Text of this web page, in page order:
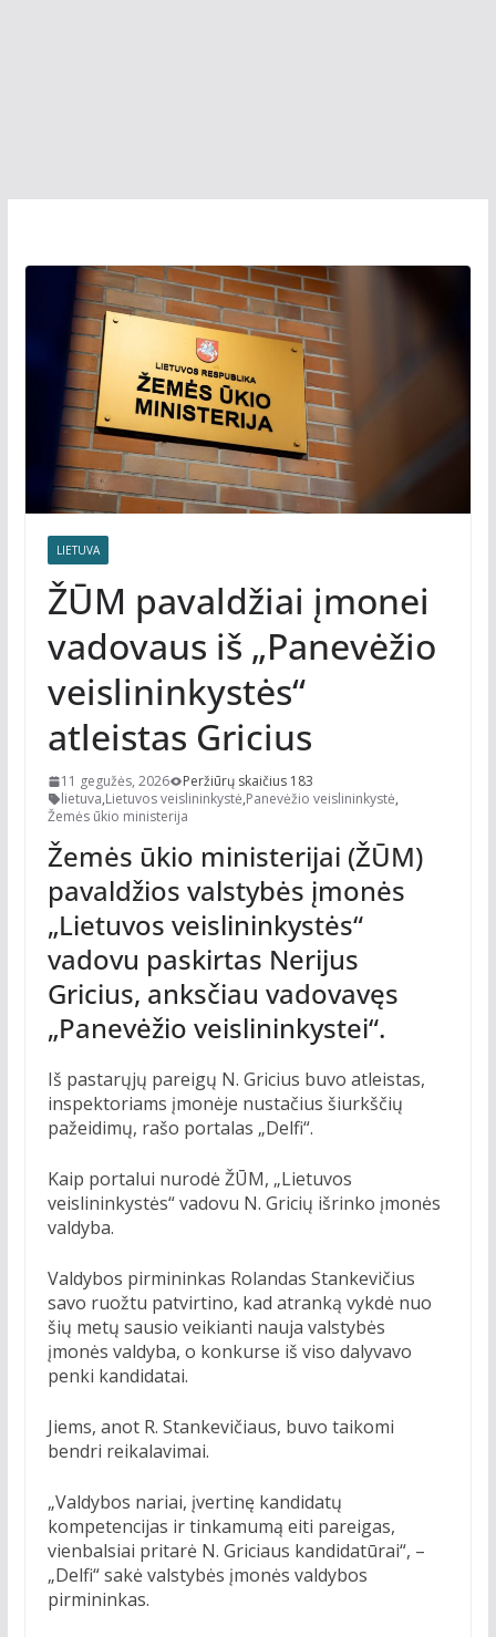
LIETUVA
ŽŪM pavaldžiai įmonei
vadovaus iš „Panevėžio
veislininkystės“
atleistas Gricius
11 gegužės, 2026
Peržiūrų skaičius 183
lietuva,Lietuvos veislininkystė,Panevėžio veislininkystė,
Žemės ūkio ministerija
Žemės ūkio ministerijai (ŽŪM)
pavaldžios valstybės įmonės
„Lietuvos veislininkystės“
vadovu paskirtas Nerijus
Gricius, anksčiau vadovavęs
„Panevėžio veislininkystei“.
Iš pastarųjų pareigų N. Gricius buvo atleistas,
inspektoriams įmonėje nustačius šiurkščių
pažeidimų, rašo portalas „Delfi“.
Kaip portalui nurodė ŽŪM, „Lietuvos
veislininkystės“ vadovu N. Gricių išrinko įmonės
valdyba.
Valdybos pirmininkas Rolandas Stankevičius
savo ruožtu patvirtino, kad atranką vykdė nuo
šių metų sausio veikianti nauja valstybės
įmonės valdyba, o konkurse iš viso dalyvavo
penki kandidatai.
Jiems, anot R. Stankevičiaus, buvo taikomi
bendri reikalavimai.
„Valdybos nariai, įvertinę kandidatų
kompetencijas ir tinkamumą eiti pareigas,
vienbalsiai pritarė N. Griciaus kandidatūrai“, –
„Delfi“ sakė valstybės įmonės valdybos
pirmininkas.